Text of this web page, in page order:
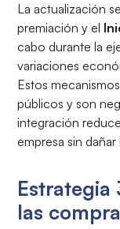
La actualización
premiación y el
cabo durante la
variaciones
Estos
públicos y son
integración
empresa sin
Estrategia
las